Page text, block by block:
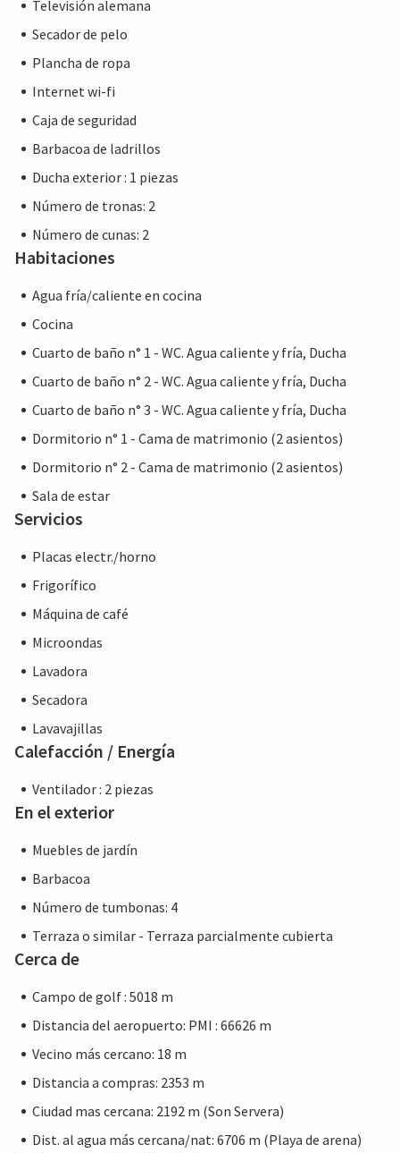
significa que es posible que no se aplique la legislación de la
UE en materia de consumo. Sin embargo, puede estar
seguro de que le proporcionaremos el mismo nivel de
alojamiento con un propietario profesional.
Televisión alemana
Secador de pelo
Plancha de ropa
Internet wi-fi
Caja de seguridad
Barbacoa de ladrillos
Ducha exterior : 1 piezas
Número de tronas: 2
Número de cunas: 2
Habitaciones
Agua fría/caliente en cocina
Cocina
Cuarto de baño n° 1 - WC. Agua caliente y fría, Ducha
Cuarto de baño n° 2 - WC. Agua caliente y fría, Ducha
Cuarto de baño n° 3 - WC. Agua caliente y fría, Ducha
Dormitorio n° 1 - Cama de matrimonio (2 asientos)
Dormitorio n° 2 - Cama de matrimonio (2 asientos)
Sala de estar
Servicios
Placas electr./horno
Frigorífico
Máquina de café
Microondas
Lavadora
Secadora
Lavavajillas
Calefacción / Energía
Ventilador : 2 piezas
En el exterior
Muebles de jardín
Barbacoa
Número de tumbonas: 4
Terraza o similar - Terraza parcialmente cubierta
Cerca de
Campo de golf : 5018 m
Distancia del aeropuerto: PMI : 66626 m
Vecino más cercano: 18 m
Distancia a compras: 2353 m
Ciudad mas cercana: 2192 m (Son Servera)
Dist. al agua más cercana/nat: 6706 m (Playa de arena)